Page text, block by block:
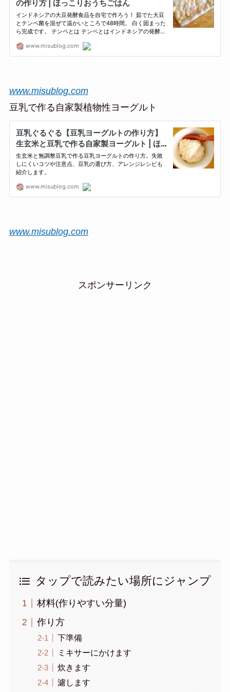
www.misublog.com
豆乳で作る自家製植物性ヨーグルト
www.misublog.com
スポンサーリンク
タップで読みたい場所にジャンプ
材料(作りやすい分量)
作り方
下準備
ミキサーにかけます
炊きます
濾します